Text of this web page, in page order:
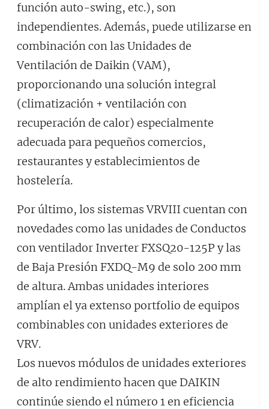
función auto-swing, etc.), son
independientes. Además, puede utilizarse en
combinación con las Unidades de
Ventilación de Daikin (VAM),
proporcionando una solución integral
(climatización + ventilación con
recuperación de calor) especialmente
adecuada para pequeños comercios,
restaurantes y establecimientos de
hostelería.
Por último, los sistemas VRVIII cuentan con
novedades como las unidades de Conductos
con ventilador Inverter FXSQ20-125P y las
de Baja Presión FXDQ-M9 de solo 200 mm
de altura. Ambas unidades interiores
amplían el ya extenso portfolio de equipos
combinables con unidades exteriores de
VRV.
Los nuevos módulos de unidades exteriores
de alto rendimiento hacen que DAIKIN
continúe siendo el número 1 en eficiencia